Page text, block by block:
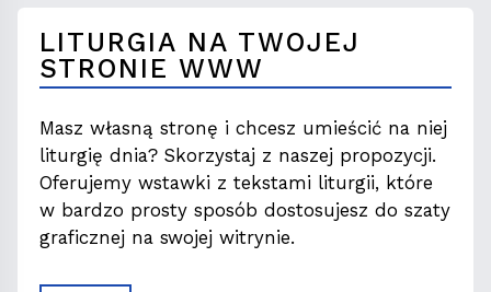
LITURGIA NA TWOJEJ
STRONIE WWW
Masz własną stronę i chcesz umieścić na niej
liturgię dnia? Skorzystaj z naszej propozycji.
Oferujemy wstawki z tekstami liturgii, które
w bardzo prosty sposób dostosujesz do szaty
graficznej na swojej witrynie.